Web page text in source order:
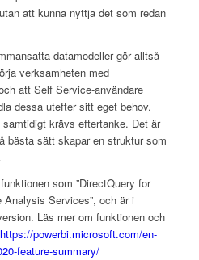
att kunna nyttja det som redan
datamodeller gör alltså
verksamheten med
att Self Service-användare
dessa utefter sitt eget behov.
krävs eftertanke. Det är
bästa sätt skapar en struktur som
som ”DirectQuery for
Services”, och är i
Läs mer om funktionen och
https://powerbi.microsoft.com/en-
feature-summary/